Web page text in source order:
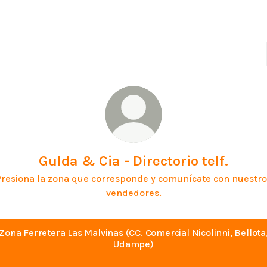
Gulda & Cia - Directorio telf.
la zona que corresponde y comunícate con
vendedores.
Ferretera Las Malvinas (CC. Comercial Nicolinni,
Udampe)